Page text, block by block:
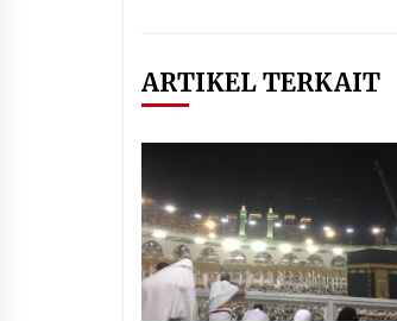
ARTIKEL TERKAIT